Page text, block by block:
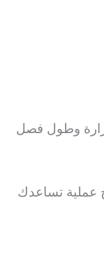
وطول فصل
عملية تساعدك